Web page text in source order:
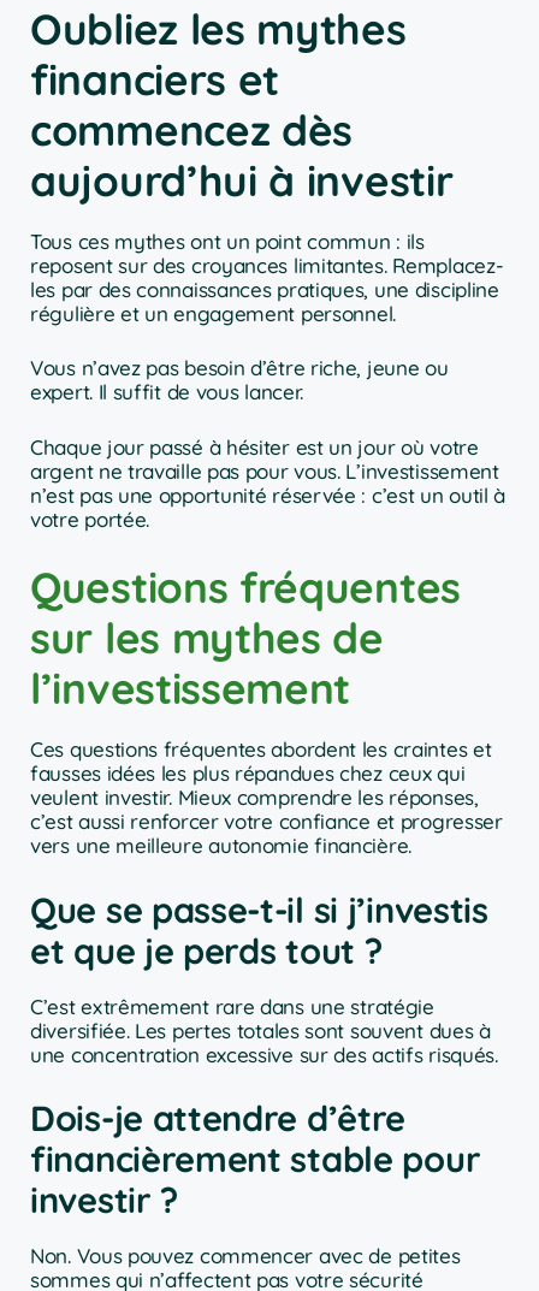
Oubliez les mythes
financiers et
commencez dès
aujourd’hui à investir
Tous ces mythes ont un point commun : ils
reposent sur des croyances limitantes. Remplacez-
les par des connaissances pratiques, une discipline
régulière et un engagement personnel.
Vous n’avez pas besoin d’être riche, jeune ou
expert. Il suffit de vous lancer.
Chaque jour passé à hésiter est un jour où votre
argent ne travaille pas pour vous. L’investissement
n’est pas une opportunité réservée : c’est un outil à
votre portée.
Questions fréquentes
sur les mythes de
l’investissement
Ces questions fréquentes abordent les craintes et
fausses idées les plus répandues chez ceux qui
veulent investir. Mieux comprendre les réponses,
c’est aussi renforcer votre confiance et progresser
vers une meilleure autonomie financière.
Que se passe-t-il si j’investis
et que je perds tout ?
C’est extrêmement rare dans une stratégie
diversifiée. Les pertes totales sont souvent dues à
une concentration excessive sur des actifs risqués.
Dois-je attendre d’être
financièrement stable pour
investir ?
Non. Vous pouvez commencer avec de petites
sommes qui n’affectent pas votre sécurité